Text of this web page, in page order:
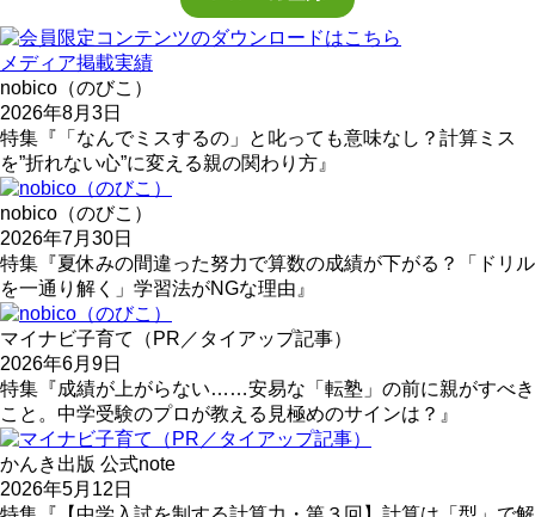
メディア掲載実績
nobico（のびこ）
2026年8月3日
特集『「なんでミスするの」と叱っても意味なし？計算ミス
を”折れない心”に変える親の関わり方』
nobico（のびこ）
2026年7月30日
特集『夏休みの間違った努力で算数の成績が下がる？「ドリル
を一通り解く」学習法がNGな理由』
マイナビ子育て（PR／タイアップ記事）
2026年6月9日
特集『成績が上がらない……安易な「転塾」の前に親がすべき
こと。中学受験のプロが教える見極めのサインは？』
かんき出版 公式note
2026年5月12日